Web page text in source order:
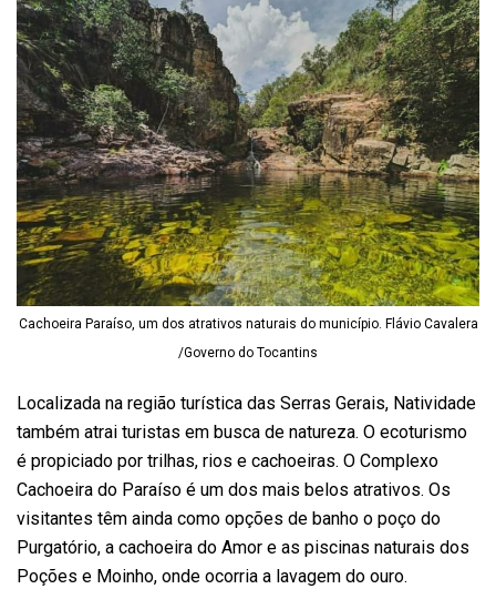
Cachoeira Paraíso, um dos atrativos naturais do município. Flávio Cavalera
/Governo do Tocantins
Localizada na região turística das Serras Gerais, Natividade
também atrai turistas em busca de natureza. O ecoturismo
é propiciado por trilhas, rios e cachoeiras. O Complexo
Cachoeira do Paraíso é um dos mais belos atrativos. Os
visitantes têm ainda como opções de banho o poço do
Purgatório, a cachoeira do Amor e as piscinas naturais dos
Poções e Moinho, onde ocorria a lavagem do ouro.